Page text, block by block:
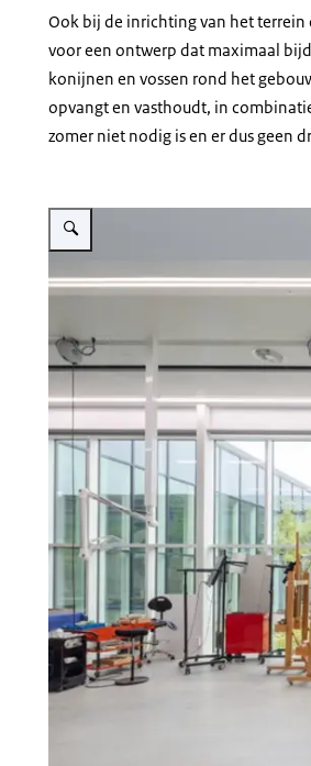
Ook bij de inrichting van het terrein
voor een ontwerp dat maximaal
konijnen en vossen rond het
opvangt en vasthoudt, in
zomer niet nodig is en er dus geen
Vergroot afbeelding Restauratieaterlier